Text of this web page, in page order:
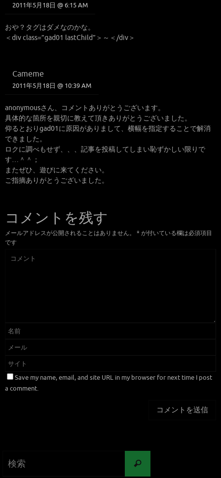
2011年5月18日 @ 6:15 AM
おや？タグはダメなのかな。
＜div class=”gad01 lastChild”＞～＜/div＞
Cameme
2011年5月18日 @ 10:39 AM
anonymousさん、コメントありがとうございます。
具体的な箇所を親切に教えて頂きありがとうございました。
仰るとおりgad01に原因がありまして、横幅を指定することで解消
できました。
ロクに調べもせず、、、記事を投稿してしまい恥ずかしい限りで
す…＾＾；
またぜひ、遊びに来てください。
ご指摘ありがとうございました。
コメントを残す
メールアドレスが公開されることはありません。 * が付いている欄は必須項目
です
Save my name, email, and site URL in my browser for next time I post
a comment.